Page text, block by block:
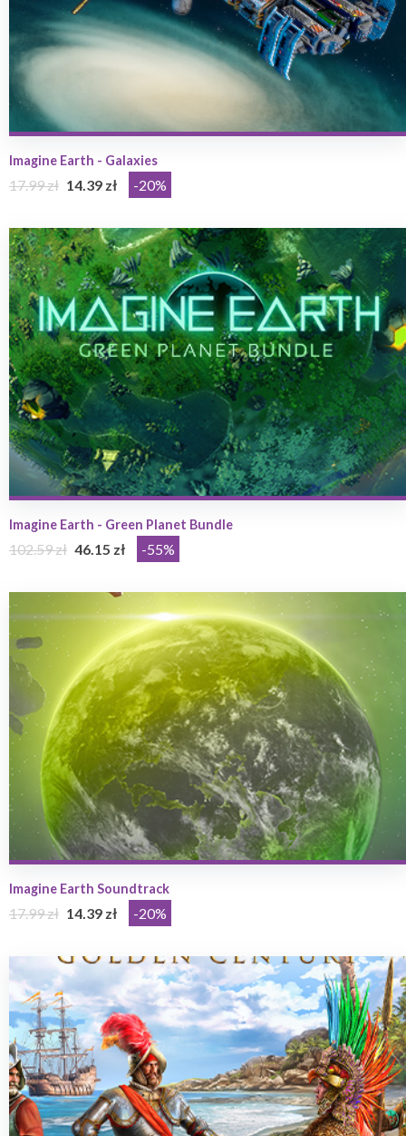
Imagine Earth - Galaxies
17.99 zł 14.39 zł -20%
Imagine Earth - Green Planet Bundle
102.59 zł 46.15 zł -55%
Imagine Earth Soundtrack
17.99 zł 14.39 zł -20%